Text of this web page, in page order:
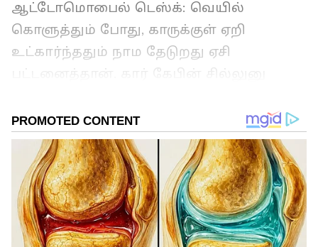
ஆட்டோமொபைல் டெஸ்க்: வெயில்
கொளுத்தும் போது, காருக்குள் ஏறி
உட்கார்ந்ததும் நாம தேடுறது ஏசி
இப்போதெல்லாம் மார்க்கெட்டுக்கு வர்ற
எல்லா கார்களிலும் இரண்டு விதமான ஏசி
சிஸ்டம் வருது. ஒண்ணு மேனுவல் ஏசி,
இன்னொன்னு ஆட்டோமேட்டிக் கிளைமேட்
கண்ட்ரோல்.
புதுசா கார் வாங்கப் போறவங்களுக்கு